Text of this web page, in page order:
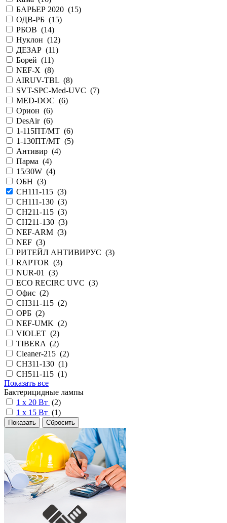
БАРЬЕР 2020 (15)
ОДВ-РБ (15)
РБОВ (14)
Нуклон (12)
ДЕЗАР (11)
Борей (11)
NEF-X (8)
AIRUV-TBL (8)
SVT-SPC-Med-UVC (7)
MED-DOC (6)
Орион (6)
DesAir (6)
1-115ПТ/МТ (6)
1-130ПТ/МТ (5)
Антивир (4)
Парма (4)
15/30W (4)
ОБН (3)
СH111-115 (3)
CH111-130 (3)
CH211-115 (3)
CH211-130 (3)
NEF-ARM (3)
NEF (3)
РИТЕЙЛ АНТИВИРУС (3)
RAPTOR (3)
NUR-01 (3)
ECO RECIRC UVC (3)
Офис (2)
CH311-115 (2)
ОРБ (2)
NEF-UMK (2)
VIOLET (2)
TIBERA (2)
Cleaner-215 (2)
CH311-130 (1)
СН511-115 (1)
Показать все
Бактерицидные лампы
1 х 20 Вт (2)
1 х 15 Вт (1)